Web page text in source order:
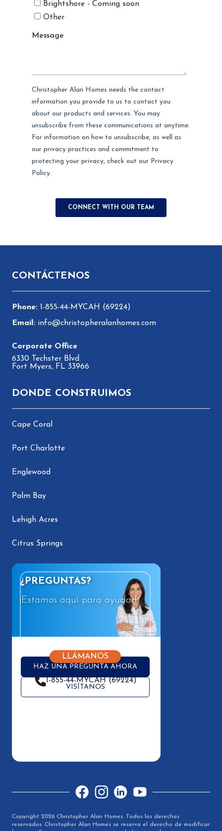
CONTÁCTENOS
1-855-44-MYCAH (69224)
info@christopheralanhomes.com
6330 Techster Blvd.
Fort Myers, FL 33966
DONDE CONSTRUIMOS
Cape Coral
Port Charlotte
Englewood
Palm Bay
Lehigh Acres
Citrus Springs
¿PREGUNTAS?
¡Estamos aquí para ayudar!
HAZ UNA PREGUNTA AHORA
VISÍTANOS
LLÁMANOS
1-855-44-MYCAH (69224)
FacebookInstagramLinkedInYouTube
Copyright 2026 Christopher Alan Homes. Todos los derechos
reservados. Christopher Alan Homes se reserva el derecho de modificar